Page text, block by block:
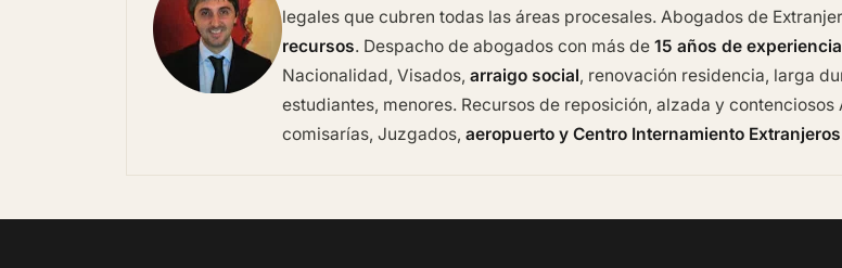
legales que cubren todas las áreas procesales. Abogados de
recursos. Despacho de abogados con más de 15 años de experiencia
Nacionalidad, Visados, arraigo social, renovación residencia, larga
estudiantes, menores. Recursos de reposición, alzada y
comisarías, Juzgados, aeropuerto y Centro Internamiento Extranjeros